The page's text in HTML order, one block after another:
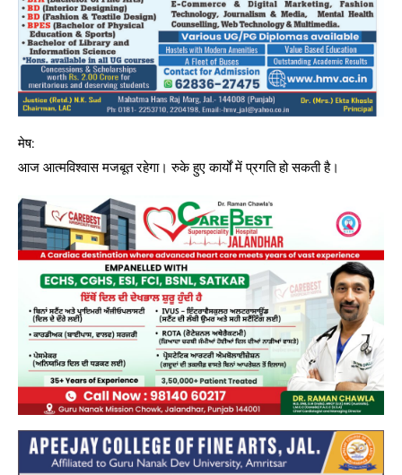
मेष:
आज आत्मविश्वास मजबूत रहेगा। रुके हुए कार्यों में प्रगति हो सकती है।